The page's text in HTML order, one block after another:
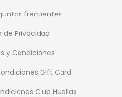
frecuentes
de Privacidad
y Condiciones
Gift Card
Club Huellas